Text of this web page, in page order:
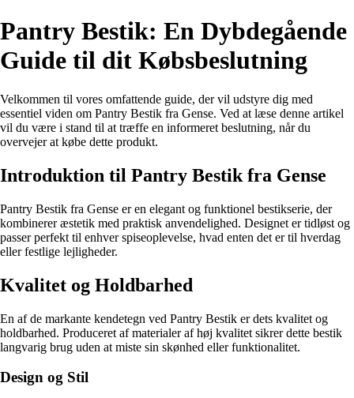
Pantry Bestik: En Dybdegående
Guide til dit Købsbeslutning
Velkommen til vores omfattende guide, der vil udstyre dig med
essentiel viden om Pantry Bestik fra Gense. Ved at læse denne artikel
vil du være i stand til at træffe en informeret beslutning, når du
overvejer at købe dette produkt.
Introduktion til Pantry Bestik fra Gense
Pantry Bestik fra Gense er en elegant og funktionel bestikserie, der
kombinerer æstetik med praktisk anvendelighed. Designet er tidløst og
passer perfekt til enhver spiseoplevelse, hvad enten det er til hverdag
eller festlige lejligheder.
Kvalitet og Holdbarhed
En af de markante kendetegn ved Pantry Bestik er dets kvalitet og
holdbarhed. Produceret af materialer af høj kvalitet sikrer dette bestik
langvarig brug uden at miste sin skønhed eller funktionalitet.
Design og Stil